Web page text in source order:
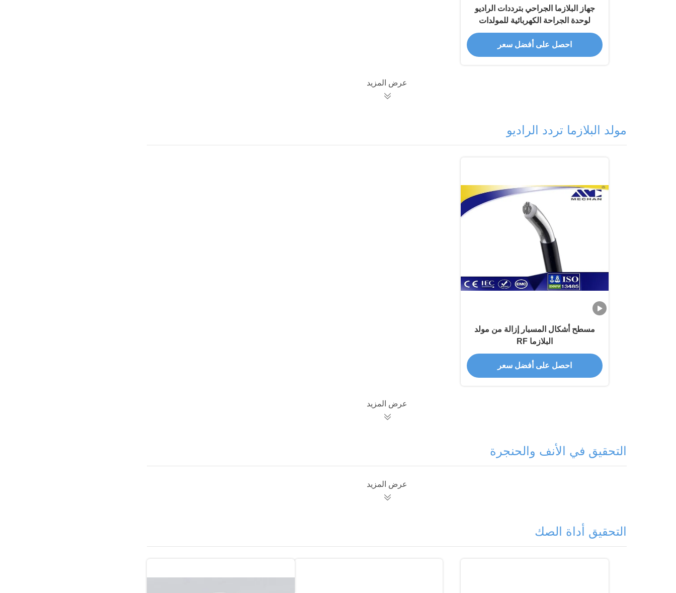
جهاز البلازما الجراحي بترددات الراديو
لوحدة الجراحة الكهربائية للمولدات
احصل على أفضل سعر
عرض المزيد
مولد البلازما تردد الراديو
مسطح أشكال المسبار إزالة من مولد
البلازما RF
احصل على أفضل سعر
عرض المزيد
التحقيق في الأنف والحنجرة
عرض المزيد
التحقيق أداة الصك